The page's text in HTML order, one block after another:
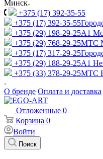
Минск
+375 (17) 392-35-55
+375 (17) 392-35-55
+375 (29) 198-29-25A1
+375 (29) 768-29-25МТС
+375 (17) 317-29-25
+375 (29) 188-29-25A1
+375 (33) 378-29-25МТС
О бренде Оплата и доставка
Отложенные 0
Корзина 0
Войти
Поиск